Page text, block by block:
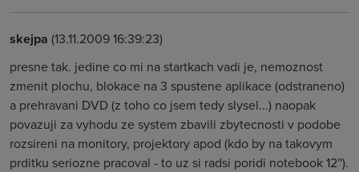
skejpa (13.11.2009 16:39:23)
presne tak. jedine co mi na startkach vadi je, nemoznost
zmenit plochu, blokace na 3 spustene aplikace (odstraneno)
a prehravani DVD (z toho co jsem tedy slysel...) naopak
povazuji za vyhodu ze system zbavili zbytecnosti v podobe
rozsireni na monitory, projektory apod (kdo by na takovym
prditku seriozne pracoval - to uz si radsi poridi notebook 12'').